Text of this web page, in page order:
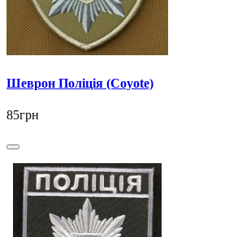
Шеврон Поліція (Coyote)
85грн